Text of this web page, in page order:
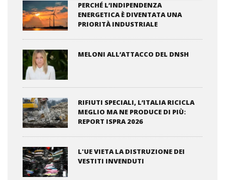
PERCHÉ L’INDIPENDENZA
ENERGETICA È DIVENTATA UNA
PRIORITÀ INDUSTRIALE
MELONI ALL’ATTACCO DEL DNSH
RIFIUTI SPECIALI, L’ITALIA RICICLA
MEGLIO MA NE PRODUCE DI PIÙ:
REPORT ISPRA 2026
L'UE VIETA LA DISTRUZIONE DEI
VESTITI INVENDUTI